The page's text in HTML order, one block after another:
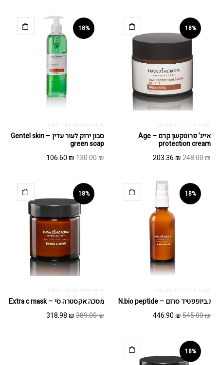
18%
אנטי אייג'ינג לעור צעיר
אייג’ פרוטקשן קרם – Age
protection cream
248.00₪
המחיר
248.00 ₪.
203.36 ₪
המחיר
203.36 ₪.
18%
אנטי אייג'ינג לעור צעיר
סבון ירוק לעור עדין – Gentel skin
green soap
130.00₪
המחיר
130.00 ₪.
106.60 ₪
106.60 ₪.
18%
אנטי אייג'ינג לעור בוגר
נ.ביופפטיד סרום – N.bio peptide
545.00₪
המחיר
545.00 ₪.
446.90 ₪
המחיר
446.90 ₪.
18%
אנטי אייג'ינג לעור צעיר
מסכה אקסטרה סי – Extra c mask
389.00₪
המחיר318.98 ₪
המחיר
18%